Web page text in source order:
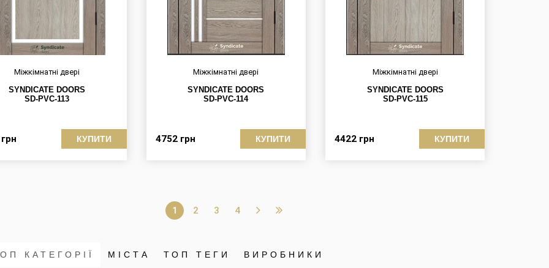
Міжкімнатні двері
SYNDICATE DOORS
SD-PVC-113
грн КУПИТИ
Міжкімнатні двері
SYNDICATE DOORS
SD-PVC-114
4752 грн КУПИТИ
Міжкімнатні двері
SYNDICATE DOORS
SD-PVC-115
4422 грн КУПИТИ
1 2 3 4
КАТЕГОРІЇ МІСТА ТОП ТЕГИ ВИРОБНИКИ